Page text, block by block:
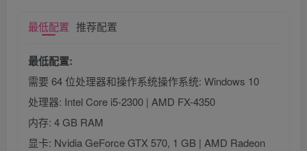
最低配置 推荐配置
最低配置:
需要 64 位处理器和操作系统操作系统: Windows 10
处理器: Intel Core i5-2300 | AMD FX-4350
内存: 4 GB RAM
显卡: Nvidia GeForce GTX 570, 1 GB | AMD Radeon